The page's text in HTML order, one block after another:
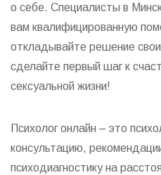
о себе. Специалисты в
вам квалифицированную
откладывайте решение
сделайте первый шаг к
сексуальной жизни!
Психолог онлайн – это
консультацию,
психодиагностику на